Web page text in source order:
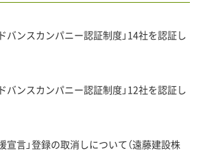
バンスカンパニー認証制度」14社を認証し
バンスカンパニー認証制度」12社を認証し
宣言」登録の取消しについて（遠藤建設株